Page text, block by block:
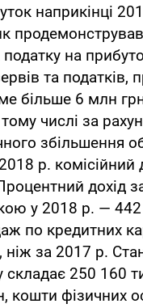
наприкінці
на
та податків,
більше 6 млн
числі за
збільшення
р. комісійний
дохід
у 2018 р. —
по кредитних
за 2017 р.
складає 250 160
кошти фізичних